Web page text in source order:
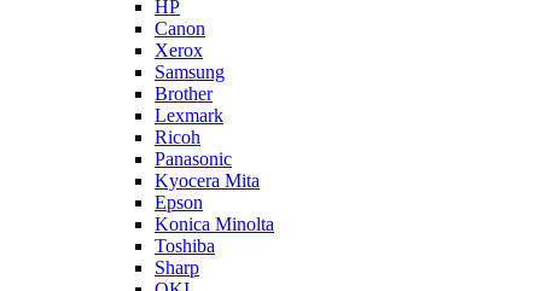
HP
Canon
Xerox
Samsung
Brother
Lexmark
Ricoh
Panasonic
Kyocera Mita
Epson
Konica Minolta
Toshiba
Sharp